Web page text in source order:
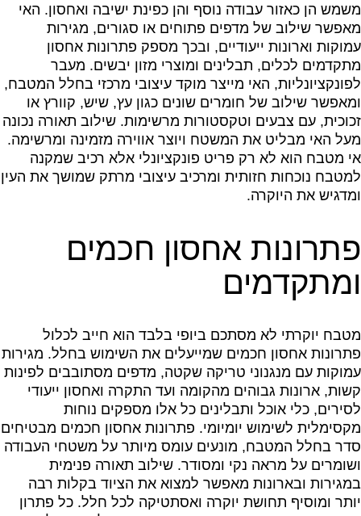
משמש הן כאזור עבודה נוסף והן כפינת ישיבה ואחסון. האי
מאפשר שילוב של מדפים פתוחים או סגורים, מגירות
עמוקות וארונות ייעודיים, ובכך מספק פתרונות אחסון
מתקדמים לכלים, תבלינים ומוצרי מזון יבשים. מעבר
לפונקציונליות, האי מייצר מוקד עיצובי מרכזי בחלל המטבח,
ומאפשר שילוב של חומרים שונים כגון עץ, שיש, קוורץ או
זכוכית, עם צבעים וטקסטורות מרשימות. שילוב תאורה נכונה
מעל האי מבליט את המשטח ויוצר אווירה מזמינה ומרשימה.
אי מטבח הוא לא רק פריט פונקציונלי אלא רכיב שמקנה
למטבח נוכחות חזותית ומרכיב עיצובי מרתק שמושך את העין
ומדגיש את היוקרה.
פתרונות אחסון חכמים
ומתקדמים
מטבח יוקרתי לא מסתכם ביופי בלבד הוא חייב לכלול
פתרונות אחסון חכמים שמייעלים את השימוש בחלל. מגירות
עמוקות עם מנגנוני טריקה שקטה, מדפים מסתובבים לפינות
קשות, ארונות גבוהים מהקומה ועד התקרה ואחסון ייעודי
לסירים, כלי אוכל ותבלינים כל אלו מספקים נוחות
מקסימלית לשימוש יומיומי. פתרונות אחסון חכמים מבטיחים
סדר בחלל המטבח, מונעים עומס מיותר על משטחי העבודה
ושומרים על מראה נקי ומסודר. שילוב תאורה פנימית
במגירות ובארונות מאפשר למצוא את הציוד בקלות רבה
יותר ומוסיף תחושת יוקרה ואסתטיקה לכל חלל. כל פתרון